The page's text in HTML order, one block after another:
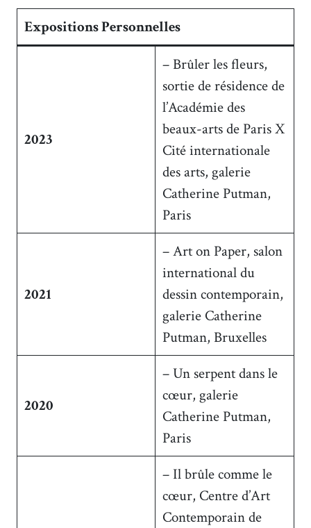
Expositions Personnelles
2023
– Brûler les fleurs,
sortie de résidence de
l’Académie des
beaux-arts de Paris X
Cité internationale
des arts, galerie
Catherine Putman,
Paris
2021
– Art on Paper, salon
international du
dessin contemporain,
galerie Catherine
Putman, Bruxelles
2020
– Un serpent dans le
cœur, galerie
Catherine Putman,
Paris
– Il brûle comme le
cœur, Centre d’Art
Contemporain de